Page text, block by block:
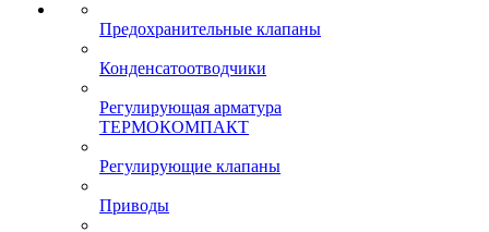
Предохранительные клапаны
Конденсатоотводчики
Регулирующая арматура
ТЕРМОКОМПАКТ
Регулирующие клапаны
Приводы